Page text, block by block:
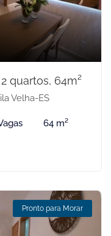
quartos, 64m²
Velha-ES
64 m²
Pronto para Morar